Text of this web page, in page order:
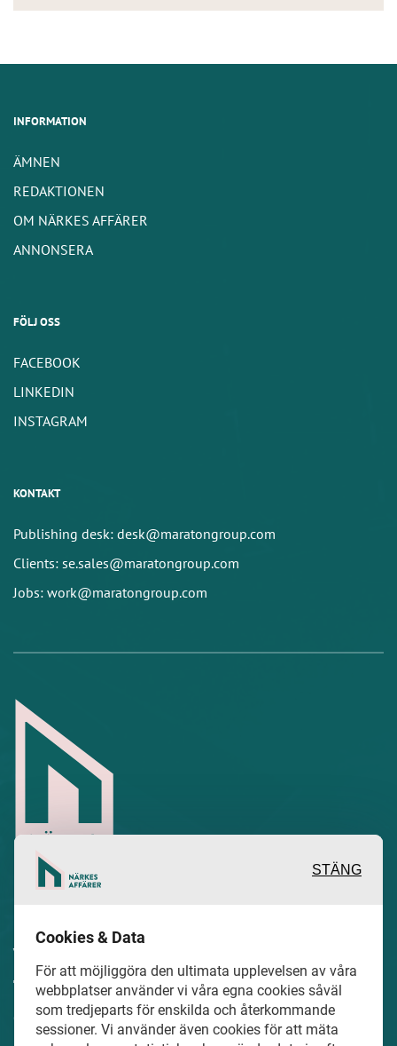
INFORMATION
ÄMNEN
REDAKTIONEN
OM NÄRKES AFFÄRER
ANNONSERA
FÖLJ OSS
FACEBOOK
LINKEDIN
INSTAGRAM
KONTAKT
Publishing desk: desk@maratongroup.com
Clients: se.sales@maratongroup.com
Jobs: work@maratongroup.com
värdefulla berättelser och reportage
från och om det lokala näringslivet och
dess aktörer samt en hel del annan
STÄNG
Cookies & Data
För att möjliggöra den ultimata upplevelsen av våra
webbplatser använder vi våra egna cookies såväl
som tredjeparts för enskilda och återkommande
sessioner. Vi använder även cookies för att mäta